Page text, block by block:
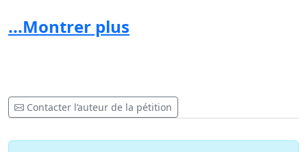
le reflet de cette belle réussite d'intégration.
...Montrer plus
Contacter l’auteur de la pétition